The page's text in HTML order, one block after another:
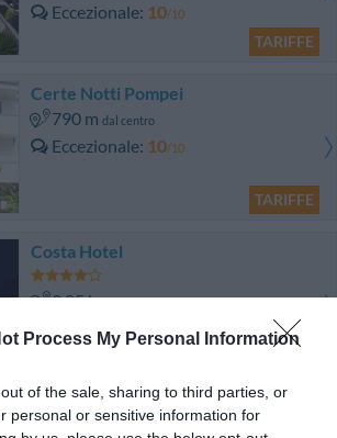
Process My Personal Information
of the sale, sharing to third parties, or
personal or sensitive information for
Eccezionale 10/10
TARIFFE
Certe Notti Pompei
790 m dal centro
Eccezionale 10/10
TARIFFE
Costa Hotel
2.05 km
0 Recensioni
Hotel Del Sole